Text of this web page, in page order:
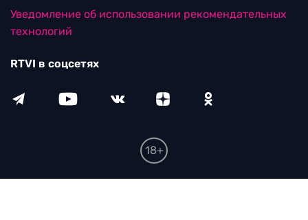
Уведомление об использовании рекомендательных
технологий
RTVI в соцсетях
18+